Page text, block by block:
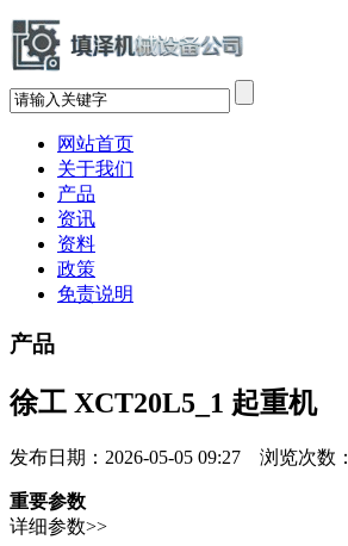
网站首页
关于我们
产品
资讯
资料
政策
免责说明
产品
徐工 XCT20L5_1 起重机
发布日期：2026-05-05 09:27 浏览次数：
重要参数
详细参数>>